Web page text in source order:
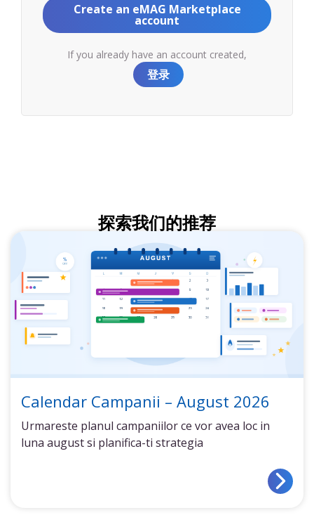
Create an eMAG Marketplace
account
If you already have an account created,
登录
探索我们的推荐
Calendar Campanii – August 2026
Urmareste planul campaniilor ce vor avea loc in
luna august si planifica-ti strategia